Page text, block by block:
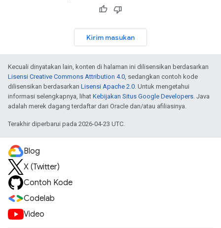
Kirim masukan
Kecuali dinyatakan lain, konten di halaman ini dilisensikan berdasarkan
Lisensi Creative Commons Attribution 4.0 , sedangkan contoh kode
dilisensikan berdasarkan Lisensi Apache 2.0 . Untuk mengetahui
informasi selengkapnya, lihat Kebijakan Situs Google Developers . Java
adalah merek dagang terdaftar dari Oracle dan/atau afiliasinya.
Terakhir diperbarui pada 2026-04-23 UTC.
Blog
X (Twitter)
Contoh Kode
Codelab
Video